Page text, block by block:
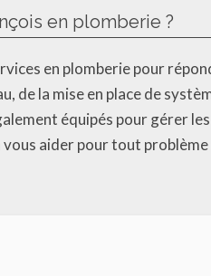
en plomberie ?
en plomberie pour
de la mise en place de
équipés pour gérer
aider pour tout